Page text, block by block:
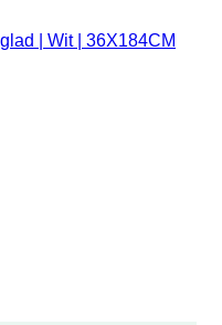
| Wit | 36X184CM